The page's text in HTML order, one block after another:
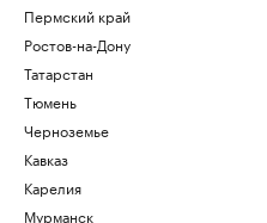
Пермский край
Ростов-на-Дону
Татарстан
Тюмень
Черноземье
Кавказ
Карелия
Мурманск